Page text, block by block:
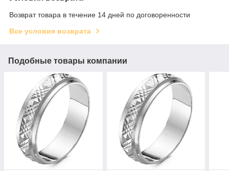
Возврат товара в течение 14 дней по договоренности
Все условия возврата
Подобные товары компании